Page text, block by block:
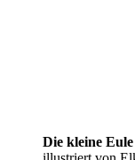
Die kleine